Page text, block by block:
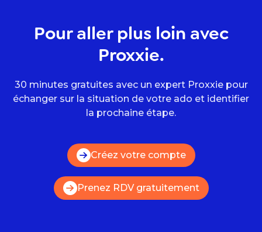
Pour aller plus loin avec
Proxxie.
30 minutes gratuites avec un expert Proxxie pour
échanger sur la situation de votre ado et identifier
la prochaine étape.
Créez votre compte
Prenez RDV gratuitement